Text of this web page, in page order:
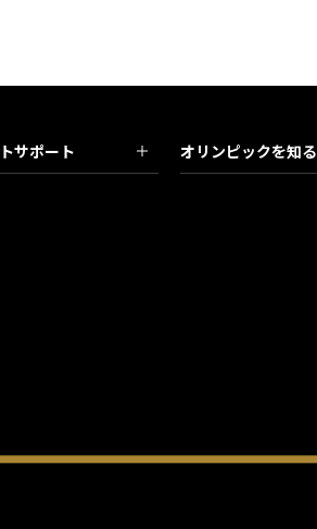
サポート オリンピックを知る